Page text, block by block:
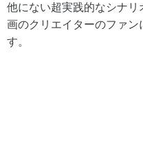
他にない超実践的なシナ
画のクリエイターのファ
す。